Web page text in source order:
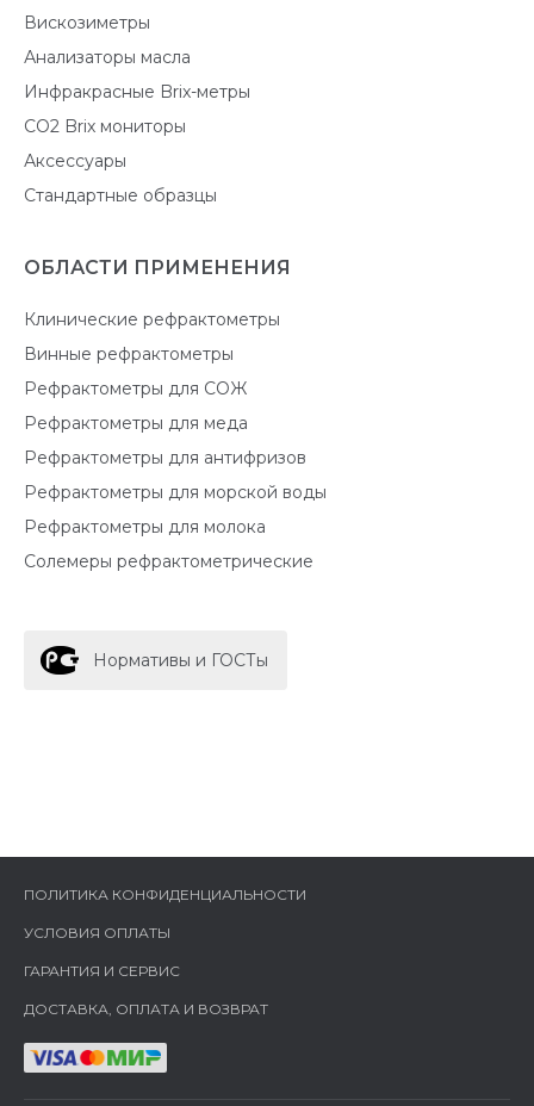
Вискозиметры
Анализаторы масла
Инфракрасные Brix-метры
CO2 Brix мониторы
Аксессуары
Стандартные образцы
ОБЛАСТИ ПРИМЕНЕНИЯ
Клинические рефрактометры
Винные рефрактометры
Рефрактометры для СОЖ
Рефрактометры для меда
Рефрактометры для антифризов
Рефрактометры для морской воды
Рефрактометры для молока
Солемеры рефрактометрические
Нормативы и ГОСТы
ПОЛИТИКА КОНФИДЕНЦИАЛЬНОСТИ
УСЛОВИЯ ОПЛАТЫ
ГАРАНТИЯ И СЕРВИС
ДОСТАВКА, ОПЛАТА И ВОЗВРАТ